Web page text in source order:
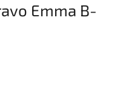
Emma B-